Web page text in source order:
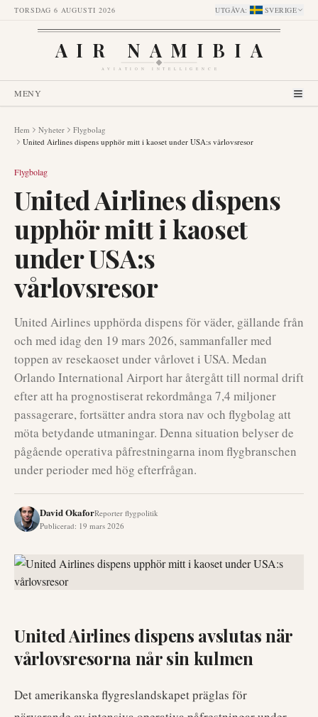
TORSDAG 6 AUGUSTI 2026 UTGÅVA: SVERIGE
AIR NAMIBIA
AVIATION INTELLIGENCE
MENY
Hem Nyheter
Flygbolag
United Airlines dispens upphör mitt i kaoset under USA:s vårlovsresor
Flygbolag
United Airlines dispens
upphör mitt i kaoset
under USA:s
vårlovsresor
United Airlines upphörda dispens för väder, gällande från
och med idag den 19 mars 2026, sammanfaller med
toppen av resekaoset under vårlovet i USA. Medan
Orlando International Airport har återgått till normal drift
efter att ha prognostiserat rekordmånga 7,4 miljoner
passagerare, fortsätter andra stora nav och flygbolag att
möta betydande utmaningar. Denna situation belyser de
pågående operativa påfrestningarna inom flygbranschen
under perioder med hög efterfrågan.
David OkaforReporter flygpolitik
Publicerad: 19 mars 2026
United Airlines dispens avslutas när
vårlovsresorna når sin kulmen
Det amerikanska flygreslandskapet präglas för